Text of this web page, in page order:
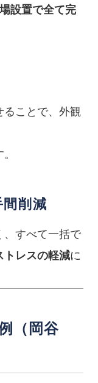
設置で全て完
ることで、外観
削減
、すべて一括で
トレスの軽減に
（岡谷